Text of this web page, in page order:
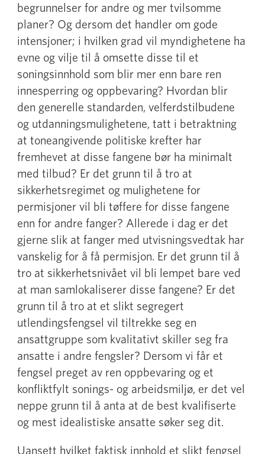
begrunnelser for andre og mer tvilsomme
planer? Og dersom det handler om gode
intensjoner; i hvilken grad vil myndighetene ha
evne og vilje til å omsette disse til et
soningsinnhold som blir mer enn bare ren
innesperring og oppbevaring? Hvordan blir
den generelle standarden, velferdstilbudene
og utdanningsmulighetene, tatt i betraktning
at toneangivende politiske krefter har
fremhevet at disse fangene bør ha minimalt
med tilbud? Er det grunn til å tro at
sikkerhetsregimet og mulighetene for
permisjoner vil bli tøffere for disse fangene
enn for andre fanger? Allerede i dag er det
gjerne slik at fanger med utvisningsvedtak har
vanskelig for å få permisjon. Er det grunn til å
tro at sikkerhetsnivået vil bli lempet bare ved
at man samlokaliserer disse fangene? Er det
grunn til å tro at et slikt segregert
utlendingsfengsel vil tiltrekke seg en
ansattgruppe som kvalitativt skiller seg fra
ansatte i andre fengsler? Dersom vi får et
fengsel preget av ren oppbevaring og et
konfliktfylt sonings- og arbeidsmiljø, er det vel
neppe grunn til å anta at de best kvalifiserte
og mest idealistiske ansatte søker seg dit.
Uansett hvilket faktisk innhold et slikt fengsel